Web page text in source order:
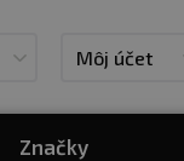
Môj účet
Značky